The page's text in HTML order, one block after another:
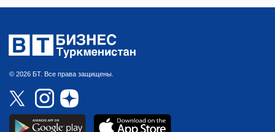
© 2026 БТ. Все права защищены.